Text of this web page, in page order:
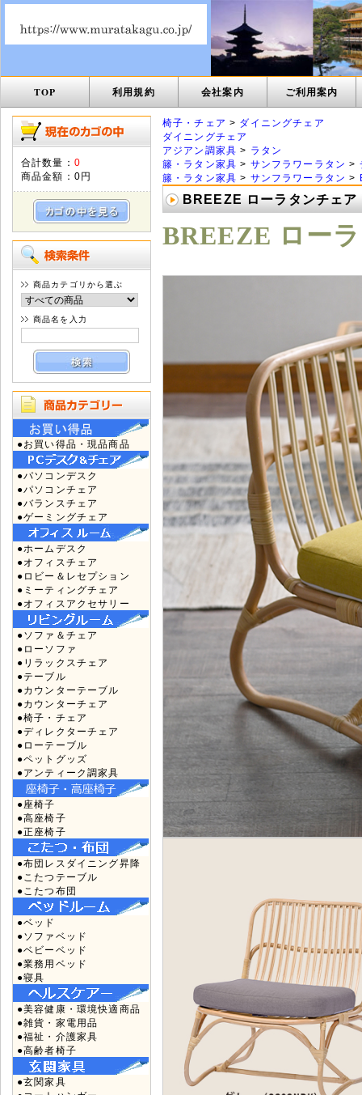
TOP 利用規約 会社案内 ご利用案内
合計数量： 0
商品金額： 0円
商品カテゴリから選ぶ
商品名を入力
●お買い得品・現品商品
●パソコンデスク
●パソコンチェア
●バランスチェア
●ゲーミングチェア
●ホームデスク
●オフィスチェア
●ロビー＆レセプション
●ミーティングチェア
●オフィスアクセサリー
●ソファ＆チェア
●ローソファ
●リラックスチェア
●テーブル
●カウンターテーブル
●カウンターチェア
●椅子・チェア
●ディレクターチェア
●ローテーブル
●ペットグッズ
●アンティーク調家具
●座椅子
●高座椅子
●正座椅子
●布団レスダイニング昇降
●こたつテーブル
●こたつ布団
●ベッド
●ソファベッド
●ベビーベッド
●業務用ベッド
●寝具
●美容健康・環境快適商品
●雑貨・家電用品
●福祉・介護家具
●高齢者椅子
●玄関家具
椅子・チェア > ダイニングチェア
ダイニングチェア
アジアン調家具 > ラタン
籐・ラタン家具 > サンフラワーラタン >
籐・ラタン家具 > サンフラワーラタン >
BREEZE ローラタンチェ
BREEZE ロー